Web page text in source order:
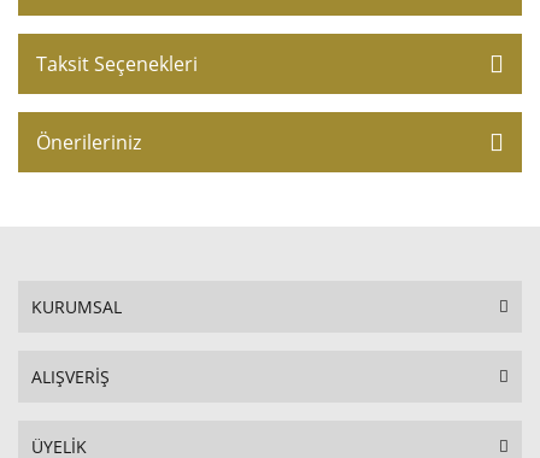
Taksit Seçenekleri
Önerileriniz
KURUMSAL
ALIŞVERİŞ
ÜYELİK